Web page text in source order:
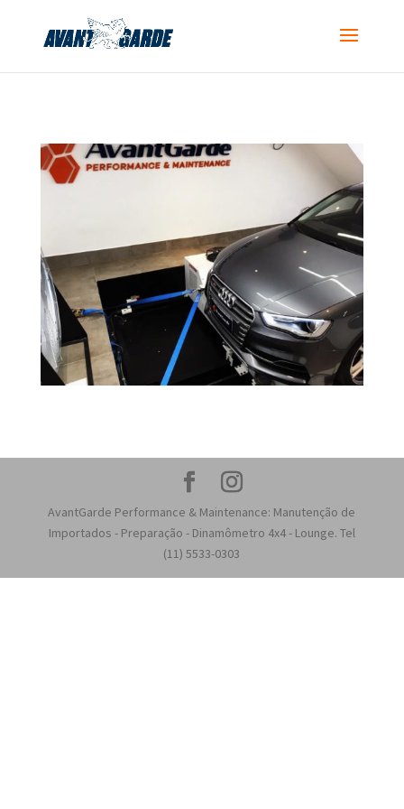
AvantGarde Performance & Maintenance: Manutenção de
Importados - Preparação - Dinamômetro 4x4 - Lounge. Tel
(11) 5533-0303